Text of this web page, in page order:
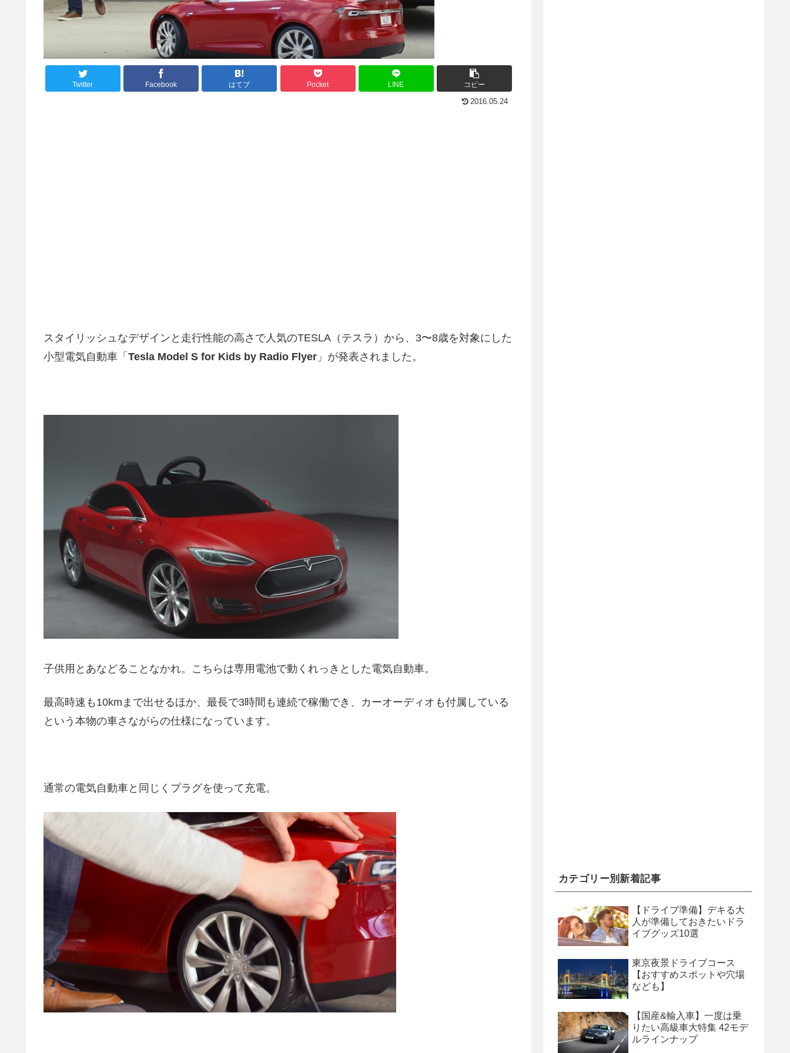
Twitter Facebook はてブ Pocket LINE コピー
2016.05.24
スタイリッシュなデザインと走行性能の高さで人気のTESLA（テスラ）から、3〜8歳を対象にした
小型電気自動車「 Tesla Model S for Kids by Radio Flyer 」が発表されました。
子供用とあなどることなかれ。こちらは専用電池で動くれっきとした電気自動車。
最高時速も10kmまで出せるほか、最長で3時間も連続で稼働でき、カーオーディオも付属している
という本物の車さながらの仕様になっています。
通常の電気自動車と同じくプラグを使って充電。
カテゴリー別新着記事
【ドライブ準備】デキる大
人が準備しておきたいドラ
イブグッズ10選
東京夜景ドライブコース
【おすすめスポットや穴場
なども】
【国産&輸入車】一度は乗
りたい高級車大特集 42モデ
ルラインナップ